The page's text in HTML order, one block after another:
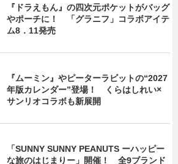
『ドラえもん』の四次元ポケットがバッグ
やポーチに！ 「グラニフ」コラボアイテ
ム8．11発売
『ムーミン』やピーターラビットの“2027
年版カレンダー”登場！ くらはしれい×
サンリオコラボも新展開
「SUNNY SUNNY PEANUTS ーハッピー
な旅のはじまりー」開催！ 全9ブランド